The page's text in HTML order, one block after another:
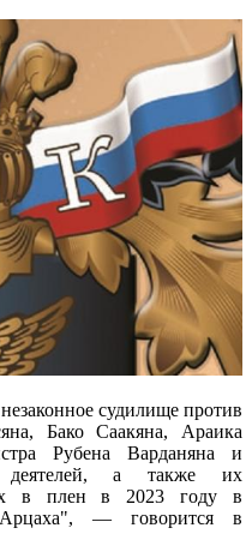
судилище против
Бако Саакяна, Араика
Рубена Варданяна и
деятелей, а также их
в плен в 2023 году в
Арцаха", — говорится в